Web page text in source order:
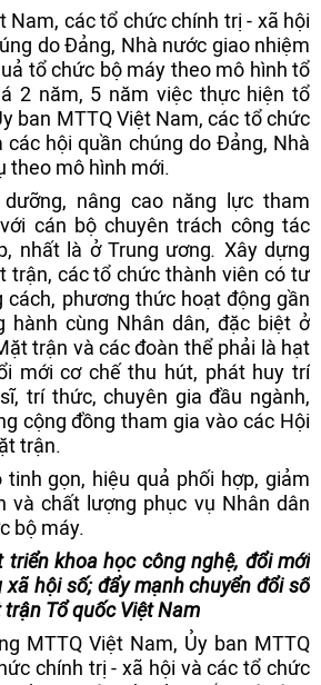
Nam, các tổ chức chính trị - xã hội
do Đảng, Nhà nước giao nhiệm
tổ chức bộ máy theo mô hình tổ
2 năm, 5 năm việc thực hiện tổ
ban MTTQ Việt Nam, các tổ chức
các hội quần chúng do Đảng, Nhà
theo mô hình mới.
nâng cao năng lực tham
cán bộ chuyên trách công tác
nhất là ở Trung ương. Xây dựng
trận, các tổ chức thành viên có tư
cách, phương thức hoạt động gần
hành cùng Nhân dân, đặc biệt ở
trận và các đoàn thể phải là hạt
mới cơ chế thu hút, phát huy trí
trí thức, chuyên gia đầu ngành,
cộng đồng tham gia vào các Hội
trận.
gọn, hiệu quả phối hợp, giảm
và chất lượng phục vụ Nhân dân
bộ máy.
triển khoa học công nghệ, đổi mới
hội số; đẩy mạnh chuyển đổi số
trận Tổ quốcViệt Nam
MTTQ Việt Nam, Ủy ban MTTQ
chính trị - xã hội và các tổ chức